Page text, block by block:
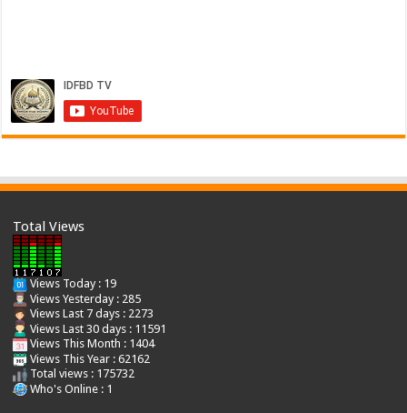
Total Views
Views Today : 19
Views Yesterday : 285
Views Last 7 days : 2273
Views Last 30 days : 11591
Views This Month : 1404
Views This Year : 62162
Total views : 175732
Who's Online : 1